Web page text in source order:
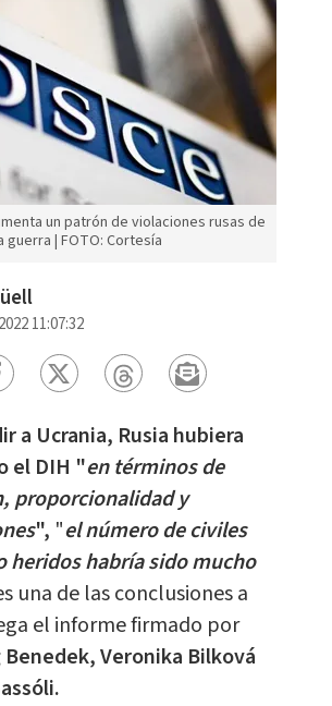
un patrón de violaciones rusas de
guerra | FOTO: Cortesía
11:07:32
a Ucrania, Rusia hubiera
el DIH "en términos de
proporcionalidad y
", "el número de civiles
heridos habría sido mucho
una de las conclusiones a
el informe firmado por
Veronika Bilková